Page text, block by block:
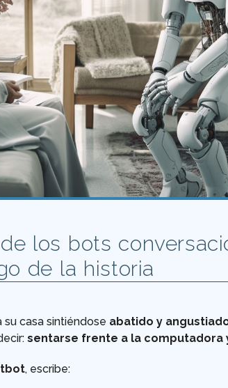
los bots
de la historia
casa sintiéndose abatido y
sentarse frente a la computadora
, escribe: